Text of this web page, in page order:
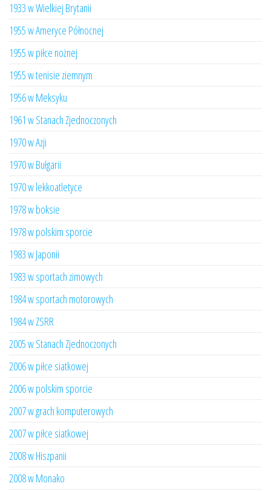
1933 w Wielkiej Brytanii
1955 w Ameryce Północnej
1955 w piłce nożnej
1955 w tenisie ziemnym
1956 w Meksyku
1961 w Stanach Zjednoczonych
1970 w Azji
1970 w Bułgarii
1970 w lekkoatletyce
1978 w boksie
1978 w polskim sporcie
1983 w Japonii
1983 w sportach zimowych
1984 w sportach motorowych
1984 w ZSRR
2005 w Stanach Zjednoczonych
2006 w piłce siatkowej
2006 w polskim sporcie
2007 w grach komputerowych
2007 w piłce siatkowej
2008 w Hiszpanii
2008 w Monako